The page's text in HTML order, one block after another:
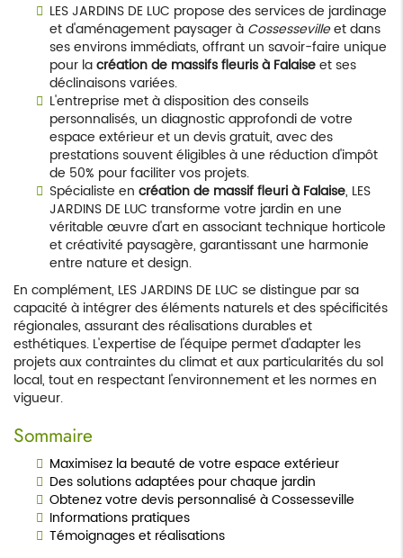
LES JARDINS DE LUC propose des services de jardinage
et d'aménagement paysager à Cossessevilleet dans
ses environs immédiats, offrant un savoir-faire unique
pour lacréation de massifs fleuris à Falaiseet ses
déclinaisons variées.
L'entreprise met à disposition des conseils
personnalisés, un diagnostic approfondi de votre
espace extérieur et un devis gratuit, avec des
prestations souvent éligibles à une réduction d'impôt
de 50% pour faciliter vos projets.
Spécialiste en création de massif fleuri à Falaise, LES
JARDINS DE LUC transforme votre jardin en une
véritable œuvre d'art en associant technique horticole
et créativité paysagère, garantissant une harmonie
entre nature et design.
En complément, LES JARDINS DE LUC se distingue par sa
capacité à intégrer des éléments naturels et des spécificités
régionales, assurant des réalisations durables et
esthétiques. L'expertise de l'équipe permet d'adapter les
projets aux contraintes du climat et aux particularités du sol
local, tout en respectant l'environnement et les normes en
vigueur.
Sommaire
Maximisez la beauté de votre espace extérieur
Des solutions adaptées pour chaque jardin
Obtenez votre devis personnalisé à Cossesseville
Informations pratiques
Témoignages et réalisations